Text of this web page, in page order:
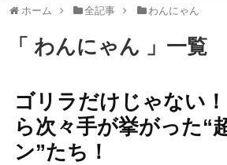
ホーム 全記事 わんにゃん
「 わんにゃん 」一覧
ゴリラだけじゃない
ら次々手が挙がった“
ン”たち！